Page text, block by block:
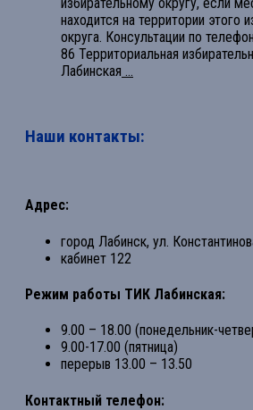
избирательному округу, если
находится на территории этого
округа. Консультации по
86 Территориальная
Лабинская ...
Наши контакты:
Адрес:
город Лабинск, ул.
кабинет 122
Режим работы ТИК Лабинская:
9.00 – 18.00 (понедельник-
9.00-17.00 (пятница)
перерыв 13.00 – 13.50
Контактный телефон: